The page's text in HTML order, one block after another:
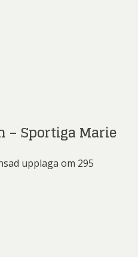
– Sportiga Marie
upplaga om 295